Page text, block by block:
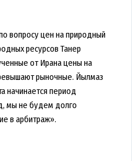
вопросу цен на природный
ресурсов Танер
от Ирана цены на
рыночные. Йылмаз
начинается период
мы не будем долго
в арбитраж».